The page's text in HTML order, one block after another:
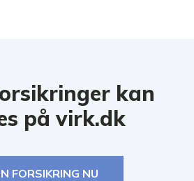
kan
på virk.dk
FORSIKRING NU